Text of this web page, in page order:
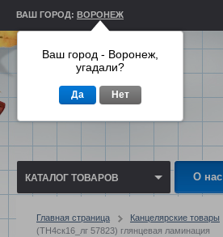
ВАШ ГОРОД: ВОРОНЕЖ
КАТАЛОГ ТОВАРОВ О нас
Главная страница Канцелярские товары
(ТН4ск16_лг 57823) глянцевая ламинация
Ваш город - Воронеж,
угадали?
Да Нет